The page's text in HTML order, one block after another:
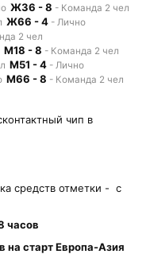
Ж36 - 8 - Команда 2 чел
Ж66 - 4 - Лично
2 чел
М18 - 8 - Команда 2 чел
М51 - 4 - Лично
М66 - 8 - Команда 2 чел
чип в
средств отметки - с
часов
на старт Европа-Азия